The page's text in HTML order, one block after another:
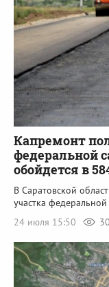
Капремонт
федеральной
обойдется в
В Саратовской
участка
24 июля 15:50